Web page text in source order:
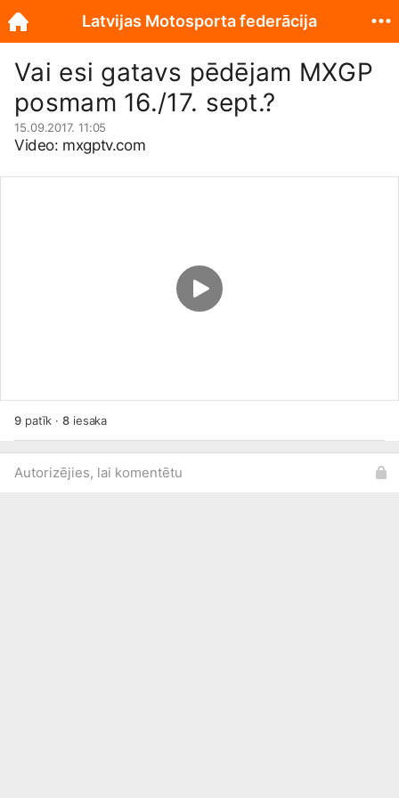
Vai esi gatavs pēdējam MXGP
posmam 16./17. sept.?
15.09.2017. 11:05
Video: mxgptv.com
9patīk ·8iesaka
Autorizējies, lai komentētu
Latvijas Motosporta federācija